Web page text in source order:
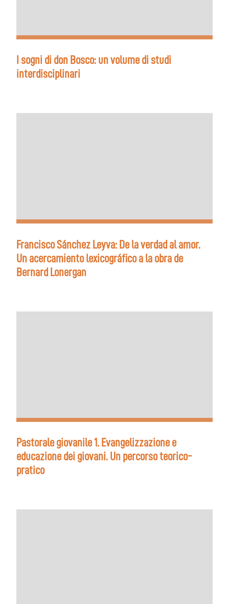
I sogni di don Bosco: un volume di studi
interdisciplinari
Francisco Sánchez Leyva: De la verdad al amor.
Un acercamiento lexicográfico a la obra de
Bernard Lonergan
Pastorale giovanile 1. Evangelizzazione e
educazione dei giovani. Un percorso teorico-
pratico